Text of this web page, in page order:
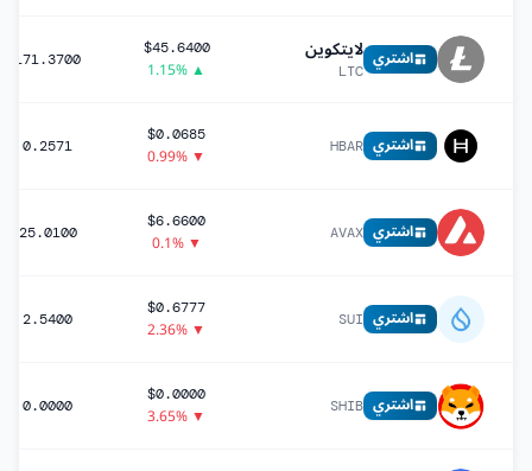
اشتري لايتكوين
LTC
$45.6400
▲ 1.15%
171.3700
اشتري HBAR
$0.0685
▼ 0.99%
0.2571
اشتري AVAX
$6.6600
▼ 0.1%
25.0100
اشتري SUI
$0.6777
▼ 2.36%
2.5400
اشتري SHIB
$0.0000
▼ 3.65%
0.0000